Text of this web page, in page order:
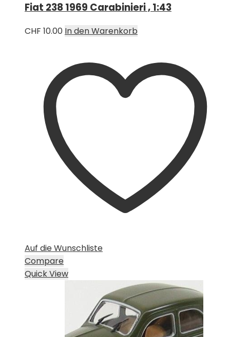
Fiat 238 1969 Carabinieri , 1:43
CHF 10.00 In den Warenkorb
Auf die Wunschliste
Compare
Quick View